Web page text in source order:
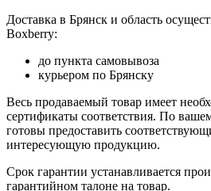
Доставка в Брянск и область
Boxberry:
до пункта самовывоза
курьером по Брянску
Весь продаваемый товар имеет
сертификаты соответствия. По
готовы предоставить
интересующую продукцию.
Срок гарантии устанавливается
гарантийном талоне на товар.